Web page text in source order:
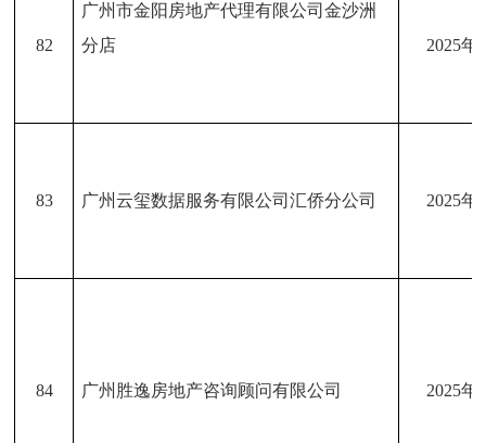
82
广州市金阳房地产代理有限公司金沙洲
分店
2025年
83 广州云玺数据服务有限公司汇侨分公司 2025年
84 广州胜逸房地产咨询顾问有限公司 2025年